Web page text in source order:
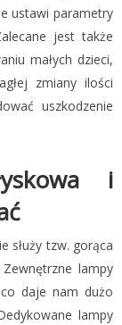
ustawi parametry
jest także
małych dzieci,
zmiany ilości
uszkodzenie
i
służy tzw. gorąca
lampy
daje nam dużo
lampy